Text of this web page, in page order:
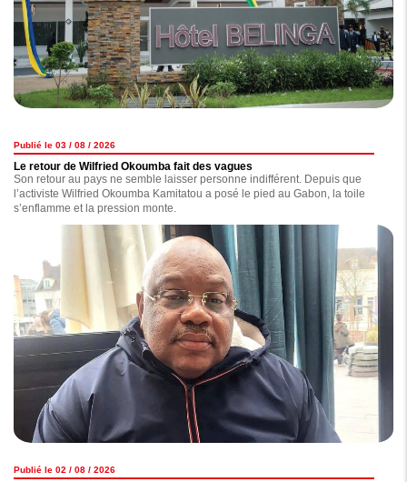
Publié le 03 / 08 / 2026
Le retour de Wilfried Okoumba fait des vagues
Son retour au pays ne semble laisser personne indifférent. Depuis que
l’activiste Wilfried Okoumba Kamitatou a posé le pied au Gabon, la toile
s’enflamme et la pression monte.
Publié le 02 / 08 / 2026